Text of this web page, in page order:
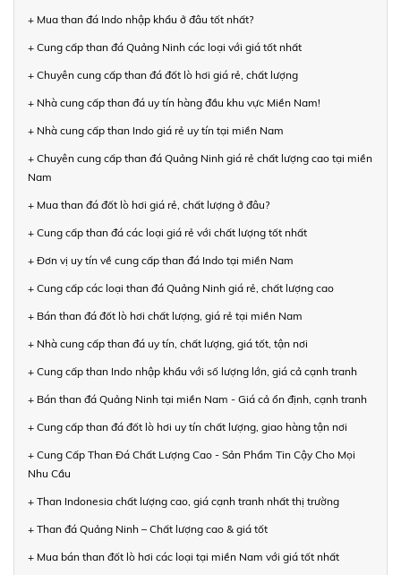
+ Mua than đá Indo nhập khẩu ở đâu tốt nhất?
+ Cung cấp than đá Quảng Ninh các loại với giá tốt nhất
+ Chuyên cung cấp than đá đốt lò hơi giá rẻ, chất lượng
+ Nhà cung cấp than đá uy tín hàng đầu khu vực Miền Nam!
+ Nhà cung cấp than Indo giá rẻ uy tín tại miền Nam
+ Chuyên cung cấp than đá Quảng Ninh giá rẻ chất lượng cao tại miền
Nam
+ Mua than đá đốt lò hơi giá rẻ, chất lượng ở đâu?
+ Cung cấp than đá các loại giá rẻ với chất lượng tốt nhất
+ Đơn vị uy tín về cung cấp than đá Indo tại miền Nam
+ Cung cấp các loại than đá Quảng Ninh giá rẻ, chất lượng cao
+ Bán than đá đốt lò hơi chất lượng, giá rẻ tại miền Nam
+ Nhà cung cấp than đá uy tín, chất lượng, giá tốt, tận nơi
+ Cung cấp than Indo nhập khẩu với số lượng lớn, giá cả cạnh tranh
+ Bán than đá Quảng Ninh tại miền Nam - Giá cả ổn định, cạnh tranh
+ Cung cấp than đá đốt lò hơi uy tín chất lượng, giao hàng tận nơi
+ Cung Cấp Than Đá Chất Lượng Cao - Sản Phẩm Tin Cậy Cho Mọi
Nhu Cầu
+ Than Indonesia chất lượng cao, giá cạnh tranh nhất thị trường
+ Than đá Quảng Ninh – Chất lượng cao & giá tốt
+ Mua bán than đốt lò hơi các loại tại miền Nam với giá tốt nhất